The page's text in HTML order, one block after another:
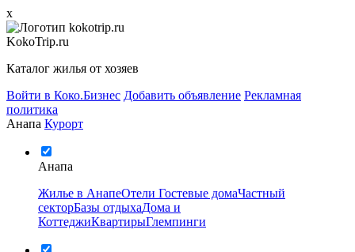
x
KokoTrip.ru
Каталог жилья от хозяев
Войти в Коко.Бизнес Добавить объявление Рекламная
политика
Анапа Курорт
Анапа
Жилье в АнапеОтели Гостевые домаЧастный
секторБазы отдыхаДома и
КоттеджиКвартирыГлемпинги